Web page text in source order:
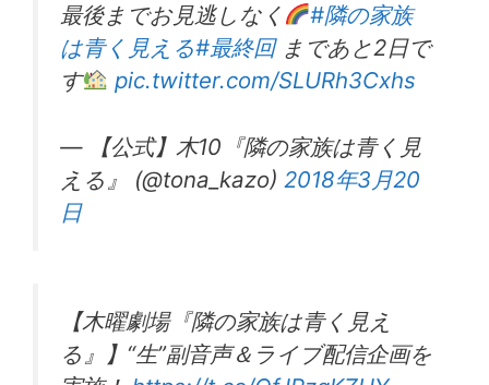
最後までお見逃しなく
#隣の家族
は青く見える#最終回まであと2日で
す
pic.twitter.com/SLURh3Cxhs
— 【公式】木10『隣の家族は青く見
える』 (@tona_kazo) 2018年3月20
日
【木曜劇場『隣の家族は青く見え
る』】“生”副音声＆ライブ配信企画を